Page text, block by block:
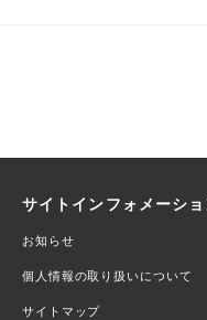
サイトインフォメーショ
お知らせ
個人情報の取り扱いについて
サイトマップ